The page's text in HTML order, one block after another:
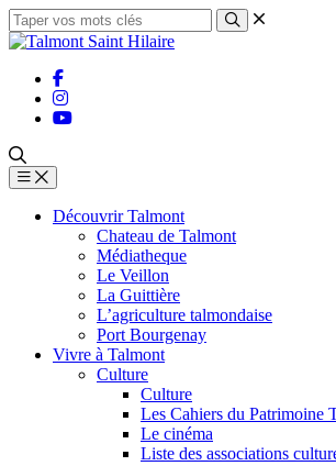
Découvrir Talmont
Chateau de Talmont
Médiatheque
Le Veillon
La Guittière
L’agriculture talmondaise
Port Bourgenay
Vivre à Talmont
Culture
Culture
Les Cahiers du Patrimoine
Le cinéma
Liste des associations